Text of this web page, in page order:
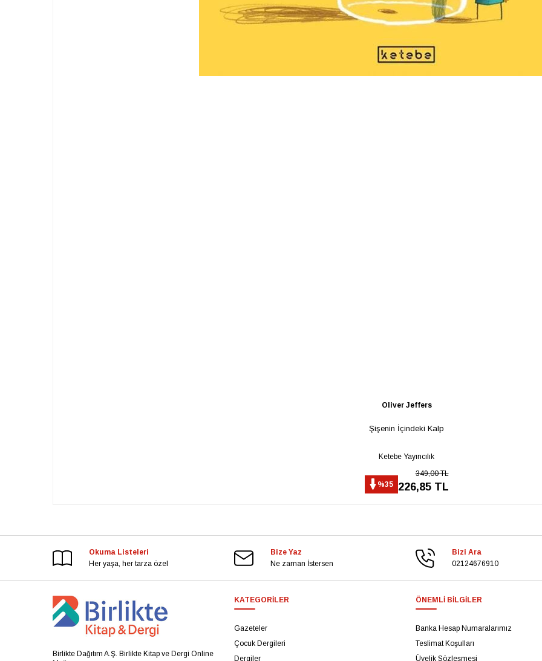
Oliver Jeffers
Şişenin İçindeki Kalp
Ketebe Yayıncılık
%35
349,00 TL
226,85 TL
Okuma Listeleri
Her yaşa, her tarza özel
Bize Yaz
Ne zaman İstersen
Bizi Ara
02124676910
Birlikte Dağıtım A.Ş. Birlikte Kitap ve Dergi Online
KATEGORILER
Gazeteler
Çocuk Dergileri
Dergiler
ÖNEMLI BILGILER
Banka Hesap Numaralarımız
Teslimat Koşulları
Üyelik Sözleşmesi